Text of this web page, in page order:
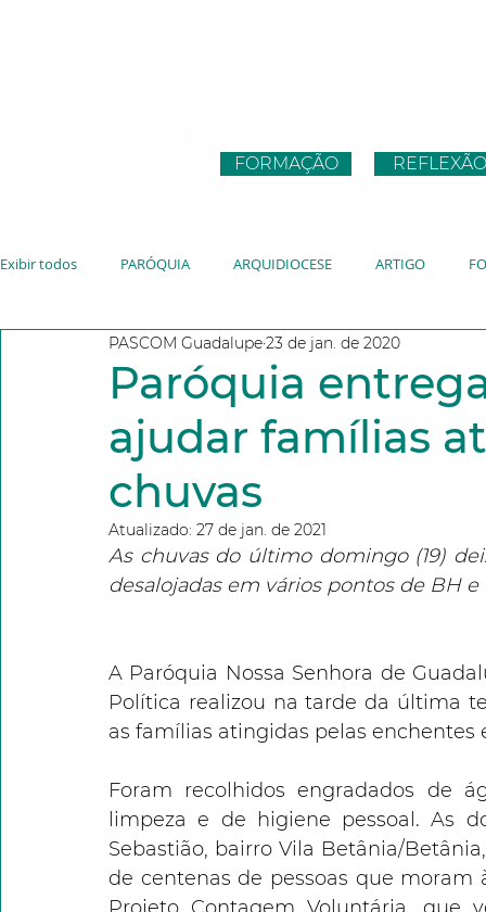
FORMAÇÃO REFLEXÃO
Exibir todos PARÓQUIA ARQUIDIOCESE ARTIGO
JUVENTUDE VATICANO JMJ
Paróquia
ajudar famílias
chuvas
PASCOM Guadalupe23 de jan. de 2020
Atualizado: 27 de jan. de 2021
As chuvas do último domingo (19)
desalojadas em vários pontos de BH e
A Paróquia Nossa Senhora de
Política realizou na tarde da última
as famílias atingidas pelas enchentes
Foram recolhidos engradados de
limpeza e de higiene pessoal. As
Sebastião, bairro Vila Betânia/
de centenas de pessoas que moram